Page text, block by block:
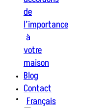
de
l’importance
à
votre
maison
Blog
Contact
Français